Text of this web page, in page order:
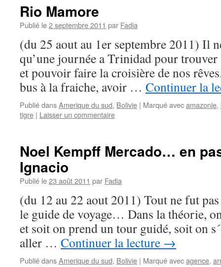
Rio Mamore
Publié le2 septembre 2011 par Fadia
(du 25 aout au 1er septembre 2011) Il
qu’une journée a Trinidad pour trouver
et pouvoir faire la croisière de nos
bus à la fraiche, avoir … Continuer la
Publié dansAmerique du sud, Bolivie | Marqué avecamazonie,
tigre | Laisser un commentaire
Noel Kempff Mercado… en
Ignacio
Publié le23 août 2011 par Fadia
(du 12 au 22 aout 2011) Tout ne fut
le guide de voyage… Dans la théorie,
et soit on prend un tour guidé, soit on
aller … Continuer la lecture →
Publié dansAmerique du sud, Bolivie | Marqué avecagence,